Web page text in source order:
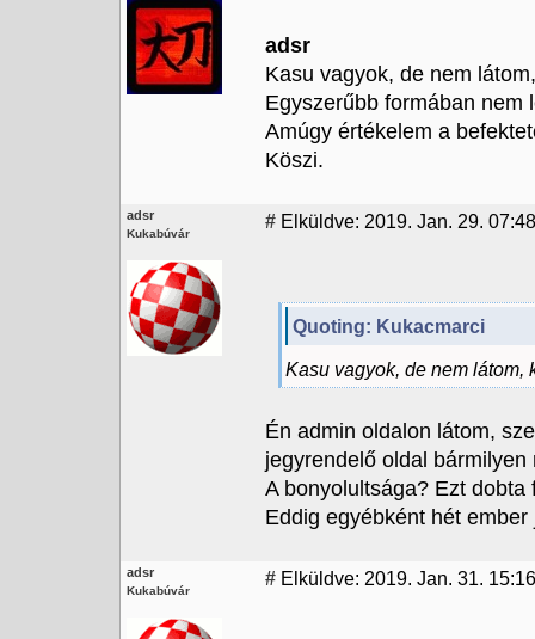
adsr
Kasu vagyok, de nem
Egyszerűbb formában nem
Amúgy értékelem a
Köszi.
adsr
Kukabúvár
# Elküldve: 2019. Jan. 29. 07:48
Quoting: Kukacmarci
Kasu vagyok, de nem látom,
Én admin oldalon látom,
jegyrendelő oldal bármilyen
A bonyolultsága? Ezt
Eddig egyébként hét
adsr
Kukabúvár
# Elküldve: 2019. Jan. 31. 15:16